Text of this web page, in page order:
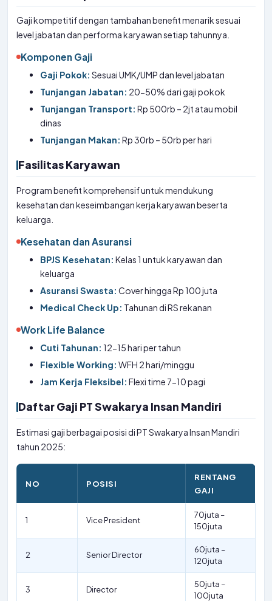
Gaji kompetitif dengan tambahan benefit menarik sesuai
level jabatan dan performa karyawan setiap tahunnya.
Komponen Gaji
Gaji Pokok: Sesuai UMK/UMP dan level jabatan
Tunjangan Jabatan: 20-50% dari gaji pokok
Tunjangan Transport: Rp 500rb – 2jt atau mobil
dinas
Tunjangan Makan: Rp 30rb – 50rb per hari
Fasilitas Karyawan
Program benefit komprehensif untuk mendukung
kesehatan dan keseimbangan kerja karyawan beserta
keluarga.
Kesehatan dan Asuransi
BPJS Kesehatan: Kelas 1 untuk karyawan dan
keluarga
Asuransi Swasta: Cover hingga Rp 100 juta
Medical Check Up: Tahunan di RS rekanan
Work Life Balance
Cuti Tahunan: 12-15 hari per tahun
Flexible Working: WFH 2 hari/minggu
Jam Kerja Fleksibel: Flexi time 7-10 pagi
Daftar Gaji PT Swakarya Insan Mandiri
Estimasi gaji berbagai posisi di PT Swakarya Insan Mandiri
tahun 2025:
NO POSISI
RENTANG
GAJI
1 Vice President
70juta –
150juta
2 Senior Director
60juta –
120juta
3 Director
50juta –
100juta